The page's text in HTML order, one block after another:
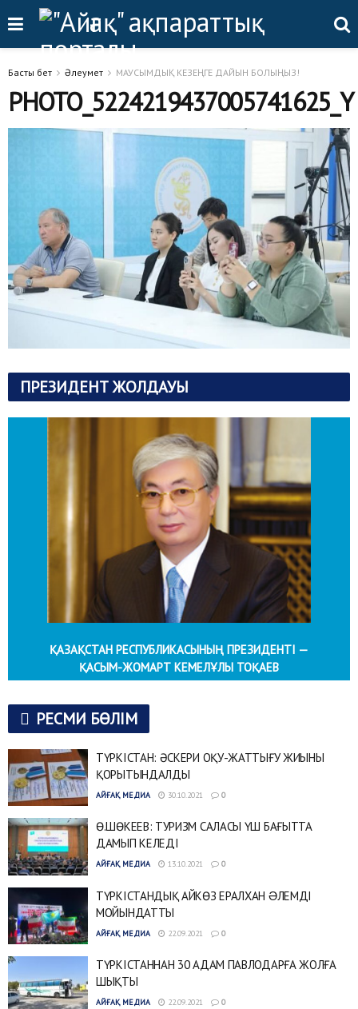
Басты бет Әлеумет МАУСЫМДЫҚ КЕЗЕҢГЕ ДАЙЫН БОЛЫҢЫЗ!
PHOTO_5224219437005741625_Y
ПРЕЗИДЕНТ ЖОЛДАУЫ
ҚАЗАҚСТАН РЕСПУБЛИКАСЫНЫҢ ПРЕЗИДЕНТІ —
ҚАСЫМ-ЖОМАРТ КЕМЕЛҰЛЫ ТОҚАЕВ
РЕСМИ БӨЛІМ
ТҮРКІСТАН: ӘСКЕРИ ОҚУ-ЖАТТЫҒУ ЖИЫНЫ
ҚОРЫТЫНДАЛДЫ
АЙҒАҚ МЕДИА 30.10.2021 0
Ө.ШӨКЕЕВ: ТУРИЗМ САЛАСЫ ҮШ БАҒЫТТА
ДАМЫП КЕЛЕДІ
АЙҒАҚ МЕДИА 13.10.2021 0
ТҮРКІСТАНДЫҚ АЙКӨЗ ЕРАЛХАН ƏЛЕМДІ
МОЙЫНДАТТЫ
АЙҒАҚ МЕДИА 22.09.2021 0
ТҮРКІСТАННАН 30 АДАМ ПАВЛОДАРҒА ЖОЛҒА
ШЫҚТЫ
АЙҒАҚ МЕДИА 22.09.2021 0